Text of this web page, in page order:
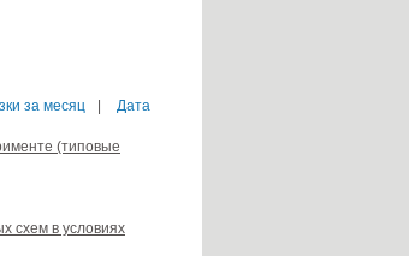
за месяц Дата
(типовые
схем в условиях